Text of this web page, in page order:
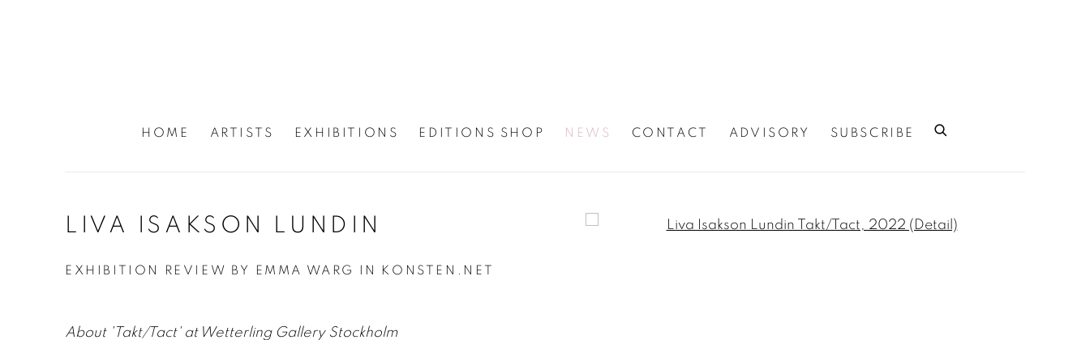
HOME ARTISTS EXHIBITIONS EDITIONS SHOP NEWS CONTACT ADVISORY SUBSCRIBE
LIVA ISAKSON LUNDIN
EXHIBITION REVIEW BY EMMA WARG IN KONSTEN.NET
Open a larger version of the following image in a popup:
About 'Takt/Tact' at Wetterling Gallery Stockholm